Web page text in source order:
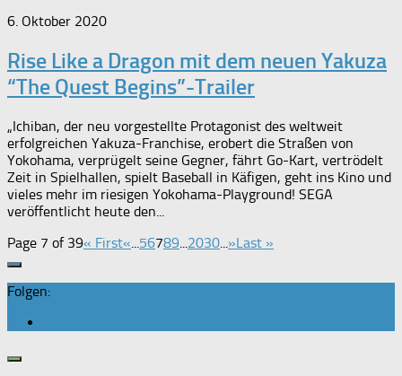
6. Oktober 2020
Rise Like a Dragon mit dem neuen Yakuza
“The Quest Begins”-Trailer
„Ichiban, der neu vorgestellte Protagonist des weltweit
erfolgreichen Yakuza-Franchise, erobert die Straßen von
Yokohama, verprügelt seine Gegner, fährt Go-Kart, vertrödelt
Zeit in Spielhallen, spielt Baseball in Käfigen, geht ins Kino und
vieles mehr im riesigen Yokohama-Playground! SEGA
veröffentlicht heute den...
Page 7 of 39« First«...56789...2030...»Last »
Folgen: